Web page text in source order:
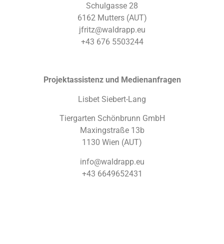
Schulgasse 28
6162 Mutters (AUT)
jfritz@waldrapp.eu
+43 676 5503244
Projektassistenz und Medienanfragen
Lisbet Siebert-Lang
Tiergarten Schönbrunn GmbH
Maxingstraße 13b
1130 Wien (AUT)
info@waldrapp.eu
+43 6649652431